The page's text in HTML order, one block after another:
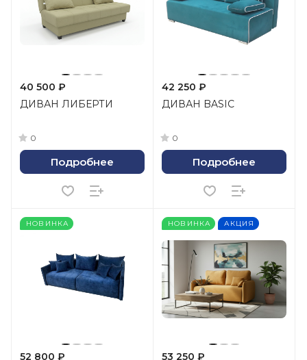
40 500 ₽
ДИВАН ЛИБЕРТИ
0
Подробнее
42 250 ₽
ДИВАН BASIC
0
Подробнее
НОВИНКА
52 800 ₽
НОВИНКА АКЦИЯ
53 250 ₽